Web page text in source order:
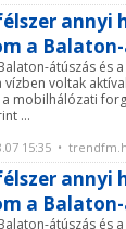
annyi
a
átúszás és
vízben voltak
mobilhálózati
...
15:35 •
annyi
a
átúszás és